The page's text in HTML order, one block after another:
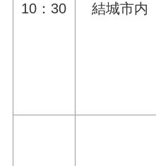
10：30 結城市内